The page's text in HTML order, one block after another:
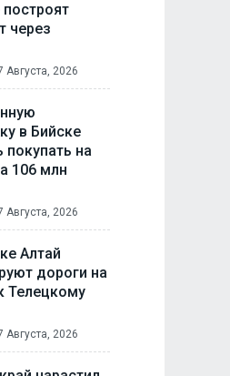
через
Августа, 2026
в Бийске
покупать на
106 млн
Августа, 2026
Алтай
дороги на
Телецкому
Августа, 2026